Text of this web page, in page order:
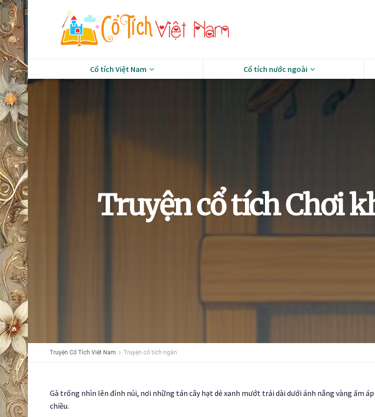
Cổ tích Việt Nam Cổ tích nước ngoài
Truyện cổ tích Chơi
Truyện Cổ Tích Việt Nam Truyện cổ tích ngắn
Gà trống nhìn lên đỉnh núi, nơi những tán cây hạt dẻ xanh mướt trải dài dưới ánh nắng vàng ấm áp
chiều.